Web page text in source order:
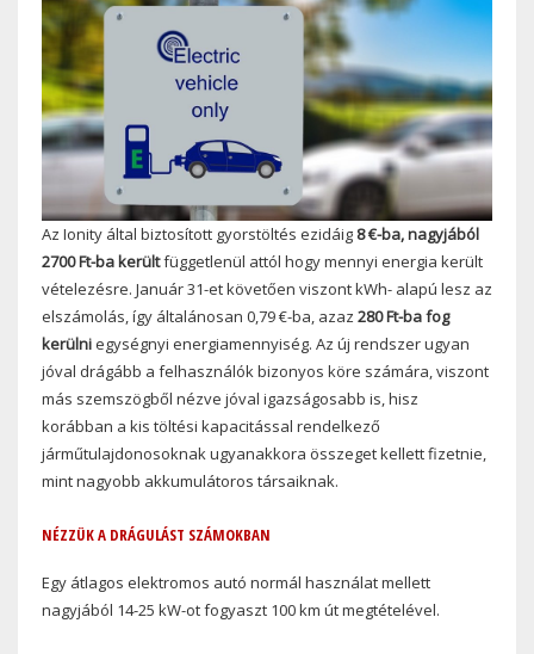
Az Ionity által biztosított gyorstöltés ezidáig 8 €-ba, nagyjából
2700 Ft-ba kerültfüggetlenül attól hogy mennyi energia került
vételezésre. Január 31-et követően viszont kWh- alapú lesz az
elszámolás, így általánosan 0,79 €-ba, azaz 280 Ft-ba fog
kerülniegységnyi energiamennyiség. Az új rendszer ugyan
jóval drágább a felhasználók bizonyos köre számára, viszont
más szemszögből nézve jóval igazságosabb is, hisz
korábban a kis töltési kapacitással rendelkező
járműtulajdonosoknak ugyanakkora összeget kellett fizetnie,
mint nagyobb akkumulátoros társaiknak.
NÉZZÜK A DRÁGULÁST SZÁMOKBAN
Egy átlagos elektromos autó normál használat mellett
nagyjából 14-25 kW-ot fogyaszt 100 km út megtételével.